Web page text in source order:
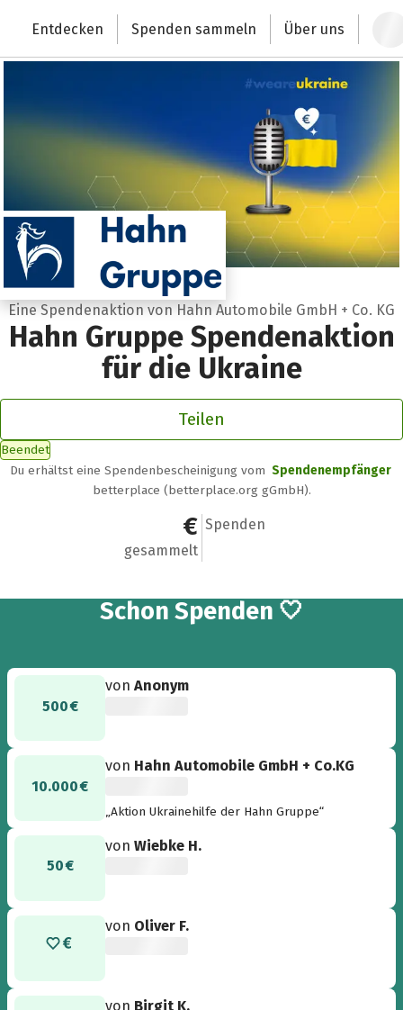
Deutschlands größte Spendenplattform
Entdecken Spenden sammeln Über uns
Eine Spendenaktion von Hahn Automobile GmbH + Co. KG
Hahn Gruppe Spendenaktion
für die Ukraine
Teilen
Beendet
Du erhältst eine Spendenbescheinigung vom Spendenempfänger
betterplace (betterplace.org gGmbH).
10.980,11 €
gesammelt
20
Spenden
Schon 20
Spenden 🤍
500 €
vonAnonym
10.000 €
von Hahn Automobile GmbH + Co.KG
„Aktion Ukrainehilfe der Hahn Gruppe“
50 €
vonWiebke H.
von Oliver F.
von Birgit K.